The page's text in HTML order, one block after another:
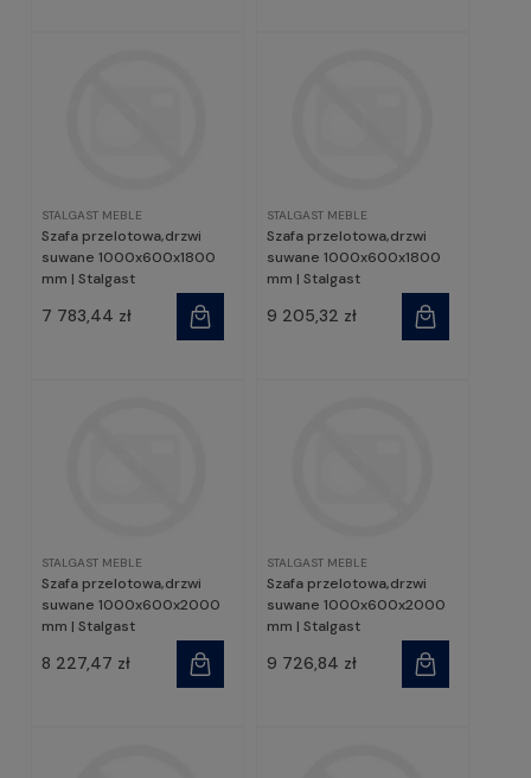
STALGAST MEBLE
Szafa przelotowa,drzwi
suwane 1000x600x1800
mm | Stalgast
7 783,44 zł
STALGAST MEBLE
Szafa przelotowa,drzwi
suwane 1000x600x1800
mm | Stalgast
9 205,32 zł
STALGAST MEBLE
Szafa przelotowa,drzwi
suwane 1000x600x2000
mm | Stalgast
8 227,47 zł
STALGAST MEBLE
Szafa przelotowa,drzwi
suwane 1000x600x2000
mm | Stalgast
9 726,84 zł